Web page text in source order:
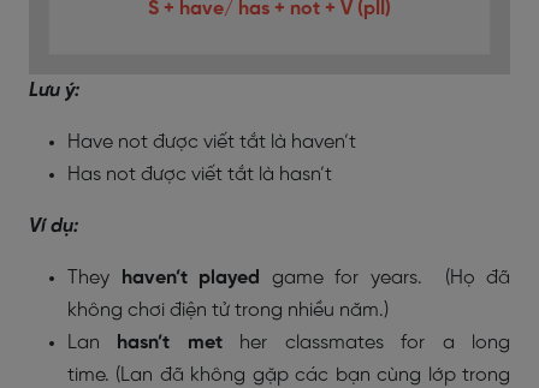
S + have/ has + not + V (pII)
Lưu ý:
Have not được viết tắt là haven’t
Has not được viết tắt là hasn’t
Ví dụ:
They haven’t played game for years.
(Họ đã
không chơi điện tử trong nhiều năm.)
Lan
hasn’t mether classmates for a long
time. (Lan đã không gặp các bạn cùng lớp trong